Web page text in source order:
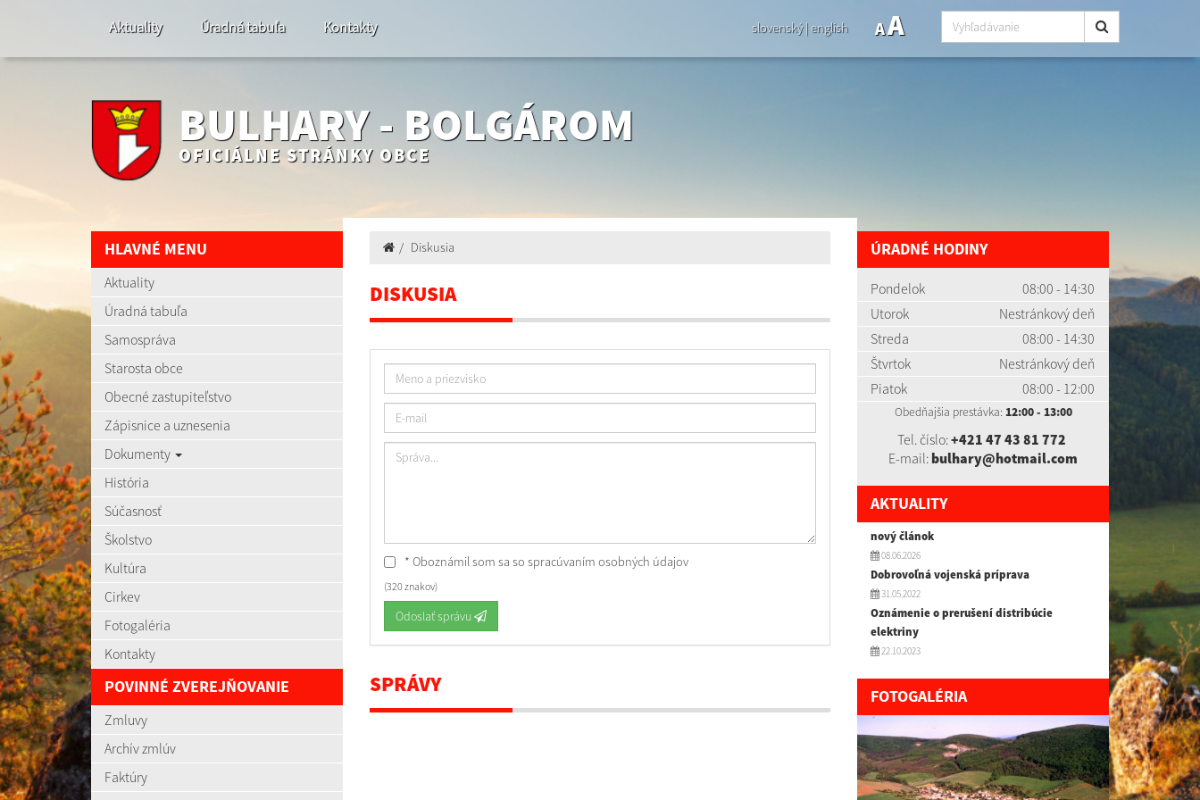
Aktuality Úradná tabuľa Kontakty slovenský| english AA
BULHARY - BOLGÁROM
OFICIÁLNE STRÁNKY OBCE
HLAVNÉ MENU
Aktuality
Úradná tabuľa
Samospráva
Starosta obce
Obecné zastupiteľstvo
Zápisnice a uznesenia
Dokumenty
História
Súčasnosť
Školstvo
Kultúra
Cirkev
Fotogaléria
Kontakty
POVINNÉ ZVEREJŇOVANIE
Zmluvy
Archív zmlúv
Faktúry
Diskusia
DISKUSIA
* Oboznámil som sa so spracúvaním osobných údajov
(320 znakov)
Odoslať správu
SPRÁVY
ÚRADNÉ HODINY
Pondelok
08:00 - 14:30
Utorok
Nestránkový deň
Streda
08:00 - 14:30
Štvrtok
Nestránkový deň
Piatok
08:00 - 12:00
Obedňajšia prestávka: 12:00 - 13:00
Tel. číslo:+421 47 43 81 772
E-mail: bulhary@hotmail.com
AKTUALITY
nový článok
08.06.2026
Dobrovoľná vojenská príprava
31.05.2022
Oznámenie o prerušení distribúcie
elektriny
22.10.2023
FOTOGALÉRIA